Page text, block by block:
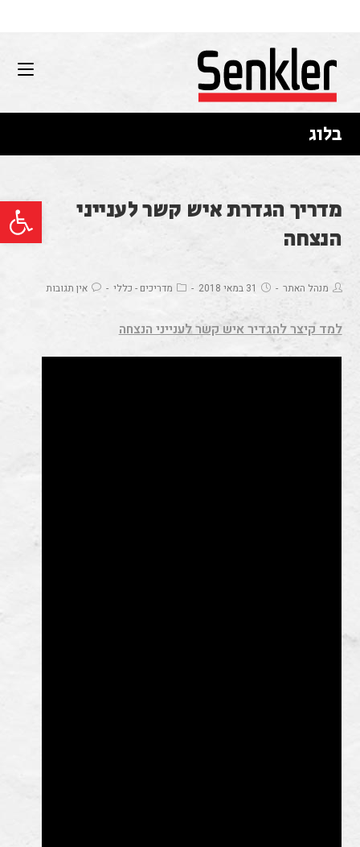
פתח סרגל נגישות
בלוג
מדריך הגדרת איש קשר לענייני
הנצחה
מנהל האתר 31 במאי 2018 מדריכים - כללי אין תגובות
למד קיצר להגדיר איש קשר לענייני הנצחה